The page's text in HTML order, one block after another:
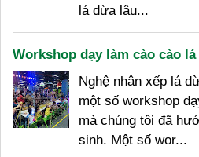
lá dừa lâu...
Workshop dạy làm cào cào
Nghệ nhân xếp lá
một số workshop
mà chúng tôi đã
sinh. Một số wor...